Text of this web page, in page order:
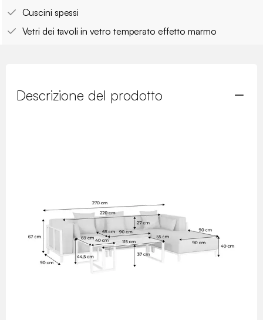
Cuscini spessi
Vetri dei tavoli in vetro temperato effetto marmo
Descrizione del prodotto